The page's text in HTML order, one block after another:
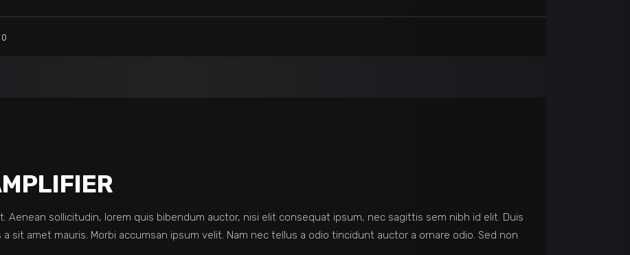
0
Aenean sollicitudin, lorem quis bibendum auctor, nisi elit consequat ipsum, nec sagittis sem nibh id elit. Duis
sit amet mauris. Morbi accumsan ipsum velit. Nam nec tellus a odio tincidunt auctor a ornare odio. Sed non